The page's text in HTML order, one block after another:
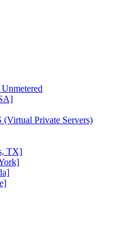
Private Servers)
TX]